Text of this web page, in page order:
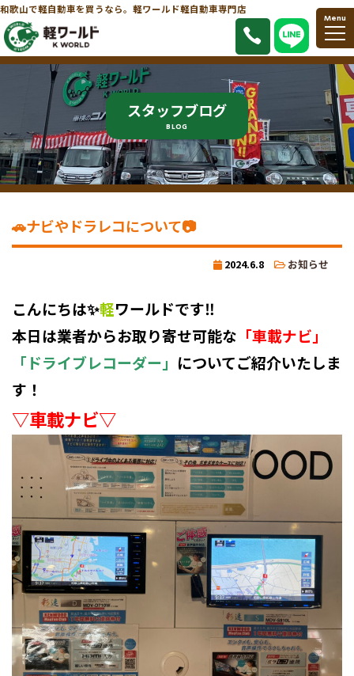
和歌山で軽自動車を買うなら。軽ワールド軽自動車専門店
Menu
スタッフブログ
BLOG
🚗ナビやドラレコについて📷
2024.6.8 お知らせ
こんにちは✨軽ワールドです‼️
本日は業者からお取り寄せ可能な 「車載ナビ」
「ドライブレコーダー」 についてご紹介いたしま
す！
▽車載ナビ▽